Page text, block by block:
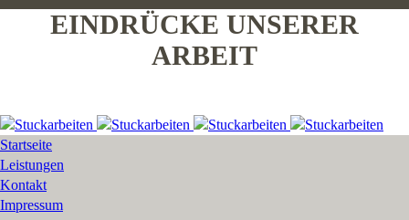
EINDRÜCKE UNSERER
ARBEIT
Startseite
Leistungen
Kontakt
Impressum